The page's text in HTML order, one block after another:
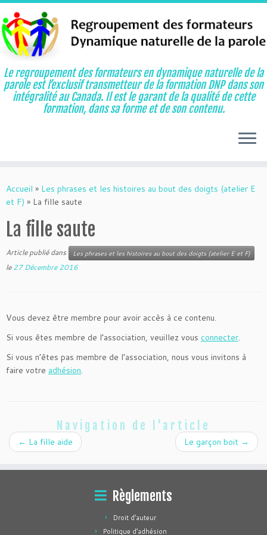
au
contenu
Le regroupement des formateurs en dynamique naturelle de la
parole est l’exclusif transmetteur de la formation DNP dans son
intégralité au Canada. Il est le garant de la qualité de cette
formation, dans sa forme et de son contenu.
Accueil » Les phrases et les histoires au bout des doigts (atelier E
et F) » La fille saute
La fille saute
Article publié dans Les phrases et les histoires au bout des doigts (atelier E et F)
le27 Décembre 2016
Vous devez être membre pour avoir accès à ce contenu.
Si vous êtes membre de l’association, veuillez vous connecter.
Si vous n’êtes pas membre de l’association, nous vous invitons à
faire votre adhésion.
Navigation de l'article
← La fille aide Le garçon boit →
Règlements
Droit d’auteur
Politique d’adhésion